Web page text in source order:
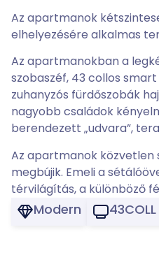
Az apartmanok
elhelyezésére alkalmas
Az apartmanokban a
szobaszéf, 43 collos
zuhanyzós fürdőszobák
nagyobb családok
berendezett „udvara”,
Az apartmanok közvetlen
megbújik. Emeli a
térvilágítás, a különböző
Modern